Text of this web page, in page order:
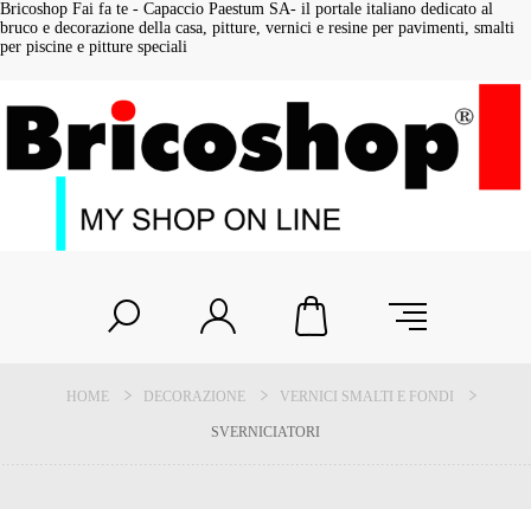
Bricoshop Fai fa te - Capaccio Paestum SA- il portale italiano dedicato al
bruco e decorazione della casa, pitture, vernici e resine per pavimenti, smalti
per piscine e pitture speciali
HOME DECORAZIONE VERNICI SMALTI E FONDI
SVERNICIATORI